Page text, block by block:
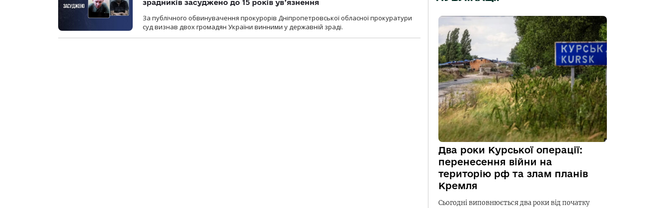
зрадників засуджено до 15 років ув’язнення
За публічного обвинувачення прокурорів Дніпропетровської обласної прокуратури
суд визнав двох громадян України винними у державній зраді.
Два роки Курської операції:
перенесення війни на
територію рф та злам планів
Кремля
Сьогодні виповнюється два роки від початку